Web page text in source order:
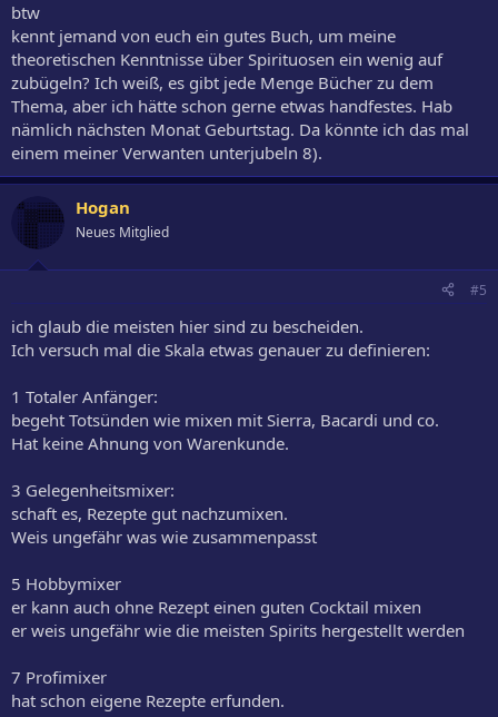
btw
kennt jemand von euch ein gutes Buch, um meine
theoretischen Kenntnisse über Spirituosen ein wenig auf
zubügeln? Ich weiß, es gibt jede Menge Bücher zu dem
Thema, aber ich hätte schon gerne etwas handfestes. Hab
nämlich nächsten Monat Geburtstag. Da könnte ich das mal
einem meiner Verwanten unterjubeln 8).
Hogan
Neues Mitglied
#5
ich glaub die meisten hier sind zu bescheiden.
Ich versuch mal die Skala etwas genauer zu definieren:
1 Totaler Anfänger:
begeht Totsünden wie mixen mit Sierra, Bacardi und co.
Hat keine Ahnung von Warenkunde.
3 Gelegenheitsmixer:
schaft es, Rezepte gut nachzumixen.
Weis ungefähr was wie zusammenpasst
5 Hobbymixer
er kann auch ohne Rezept einen guten Cocktail mixen
er weis ungefähr wie die meisten Spirits hergestellt werden
7 Profimixer
hat schon eigene Rezepte erfunden.